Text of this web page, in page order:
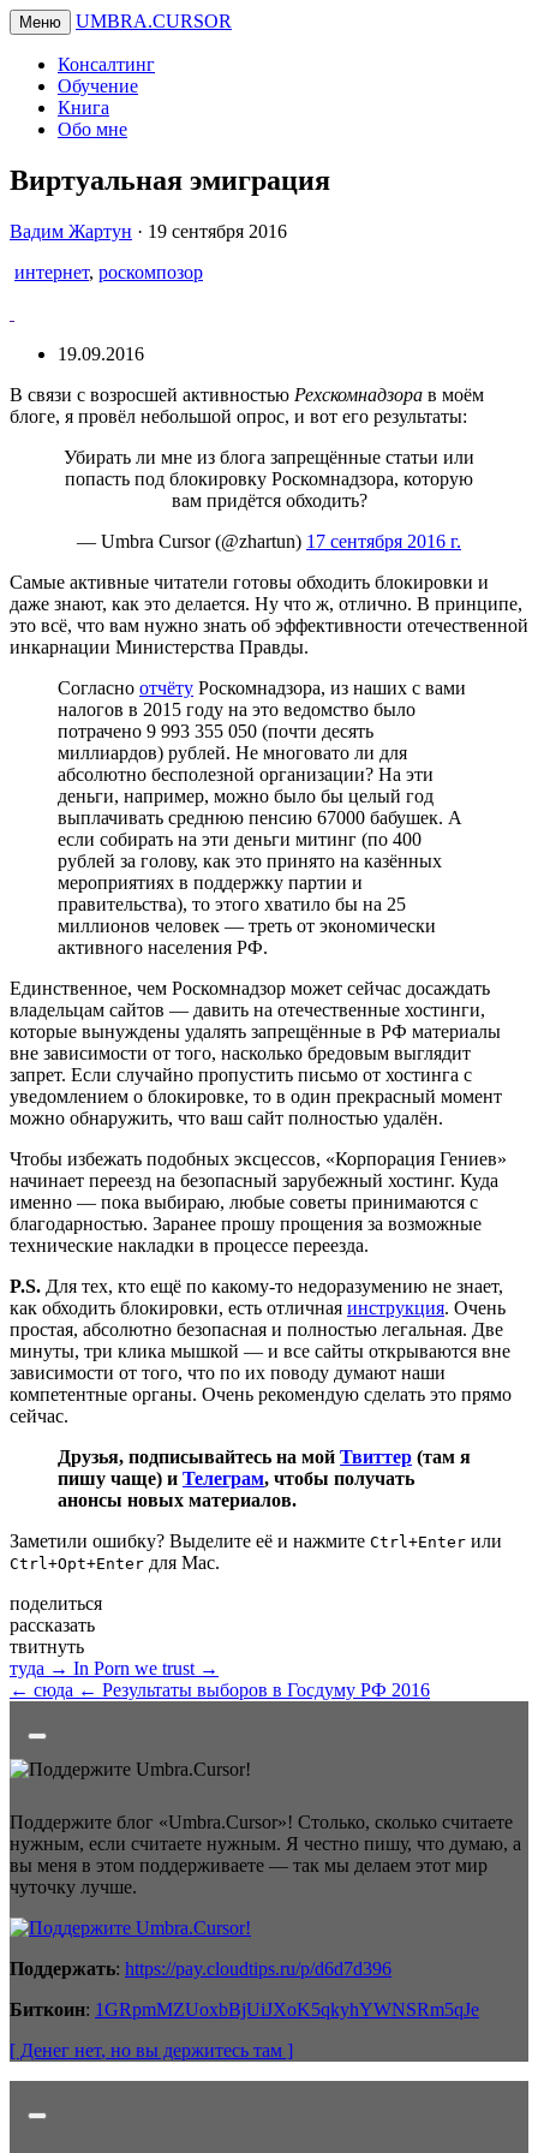
Меню UMBRA.CURSOR
Консалтинг
Обучение
Книга
Обо мне
Виртуальная эмиграция
Вадим
Вадим Жартун · 19 сентября 2016
интернет, роскомпозор
19.09.2016
В связи с возросшей активностью Рехскомнадзора в моём
блоге, я провёл небольшой опрос, и вот его результаты:
Убирать ли мне из блога запрещённые статьи или
попасть под блокировку Роскомнадзора, которую
вам придётся обходить?
— Umbra Cursor (@zhartun) 17 сентября 2016 г.
Самые активные читатели готовы обходить блокировки и
даже знают, как это делается. Ну что ж, отлично. В принципе,
это всё, что вам нужно знать об эффективности отечественной
инкарнации Министерства Правды.
Согласно отчёту Роскомнадзора, из наших с вами
налогов в 2015 году на это ведомство было
потрачено 9 993 355 050 (почти десять
миллиардов) рублей. Не многовато ли для
абсолютно бесполезной организации? На эти
деньги, например, можно было бы целый год
выплачивать среднюю пенсию 67000 бабушек. А
если собирать на эти деньги митинг (по 400
рублей за голову, как это принято на казённых
мероприятиях в поддержку партии и
правительства), то этого хватило бы на 25
миллионов человек — треть от экономически
активного населения РФ.
Единственное, чем Роскомнадзор может сейчас досаждать
владельцам сайтов — давить на отечественные хостинги,
которые вынуждены удалять запрещённые в РФ материалы
вне зависимости от того, насколько бредовым выглядит
запрет. Если случайно пропустить письмо от хостинга с
уведомлением о блокировке, то в один прекрасный момент
можно обнаружить, что ваш сайт полностью удалён.
Чтобы избежать подобных эксцессов, «Корпорация Гениев»
начинает переезд на безопасный зарубежный хостинг. Куда
именно — пока выбираю, любые советы принимаются с
благодарностью. Заранее прошу прощения за возможные
технические накладки в процессе переезда.
P.S. Для тех, кто ещё по какому-то недоразумению не знает,
как обходить блокировки, есть отличная инструкция. Очень
простая, абсолютно безопасная и полностью легальная. Две
минуты, три клика мышкой — и все сайты открываются вне
зависимости от того, что по их поводу думают наши
компетентные органы. Очень рекомендую сделать это прямо
сейчас.
Друзья, подписывайтесь на мой Твиттер (там я
пишу чаще) и Телеграм, чтобы получать
анонсы новых материалов.
Заметили ошибку? Выделите её и нажмите Ctrl+Enter или
Ctrl+Opt+Enter для Mac.
поделиться
рассказать
твитнуть
туда → In Porn we trust →
← сюда ← Результаты выборов в Госдуму РФ 2016
Поддержите блог «Umbra.Cursor»! Столько, сколько считаете
нужным, если считаете нужным. Я честно пишу, что думаю, а
вы меня в этом поддерживаете — так мы делаем этот мир
чуточку лучше.
Поддержать: https://pay.cloudtips.ru/p/d6d7d396
Биткоин: 1GRpmMZUoxbBjUiJXoK5qkyhYWNSRm5qJe
[ Денег нет, но вы держитесь там ]